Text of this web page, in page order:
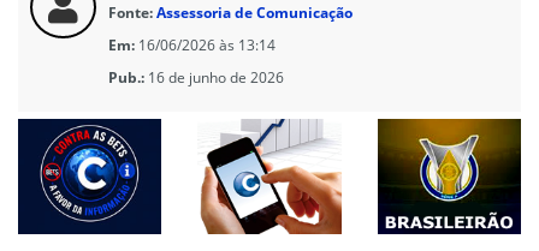
Fonte:Assessoria de Comunicação
Em: 16/06/2026 às 13:14
Pub.: 16 de junho de 2026